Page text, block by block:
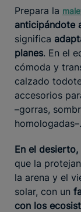
Prepara la
anticipándote
significa
planes. En el
cómoda y
calzado
accesorios
–gorras,
homologadas–.
En el
que la
la arena y el
solar, con un
con los